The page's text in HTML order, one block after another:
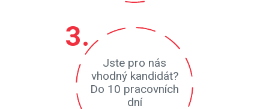
Jste pro nás
vhodný kandidát?
Do 10 pracovních
dní